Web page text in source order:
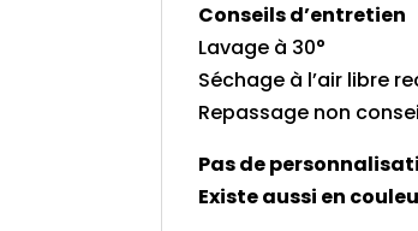
Conseils d’entretien
Lavage à 30°
Séchage à l’air libre
Repassage non
Pas de
Existe aussi en